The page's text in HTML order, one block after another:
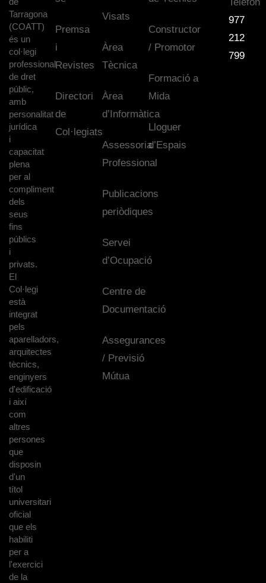
Tarragona
(COATT)
és un
col·legi
professional
de dret
públic,
amb
personalitat
jurídica
i
capacitat
plena
per al
compliment
dels
seus
fins
públics
i
privats.
El
Col·legi
està
integrat
pels
aparelladors,
arquitectes
tècnics,
enginyers
d'edificació
i així
com
altres
persones
que
disposin
d'un
títol
universitari
oficial
que els
habiliti
per a
l'exercici
de la
Premsa
i
Revistes
Directori
de
Col·legiats
Visats
Àrea
Tècnica
Àrea
d’Informàtica
Assessoria
Professional
Publicacions
periòdiques
Servei
d’Ocupació
Centre de
Documentació
Assegurances
/ Previsió
Mútua
Constructor
/ Promotor
Formació a
Mida
Lloguer
d’Espais
977
212
799